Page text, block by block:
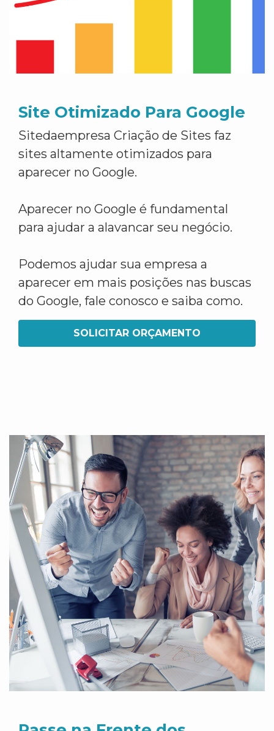
Site Otimizado Para Google
Sitedaempresa Criação de Sites faz
sites altamente otimizados para
aparecer no Google.
Aparecer no Google é fundamental
para ajudar a alavancar seu negócio.
Podemos ajudar sua empresa a
aparecer em mais posições nas buscas
do Google, fale conosco e saiba como.
SOLICITAR ORÇAMENTO